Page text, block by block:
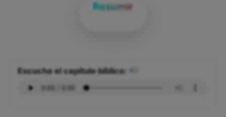
Resumir
Escucha el capítulo bíblico: